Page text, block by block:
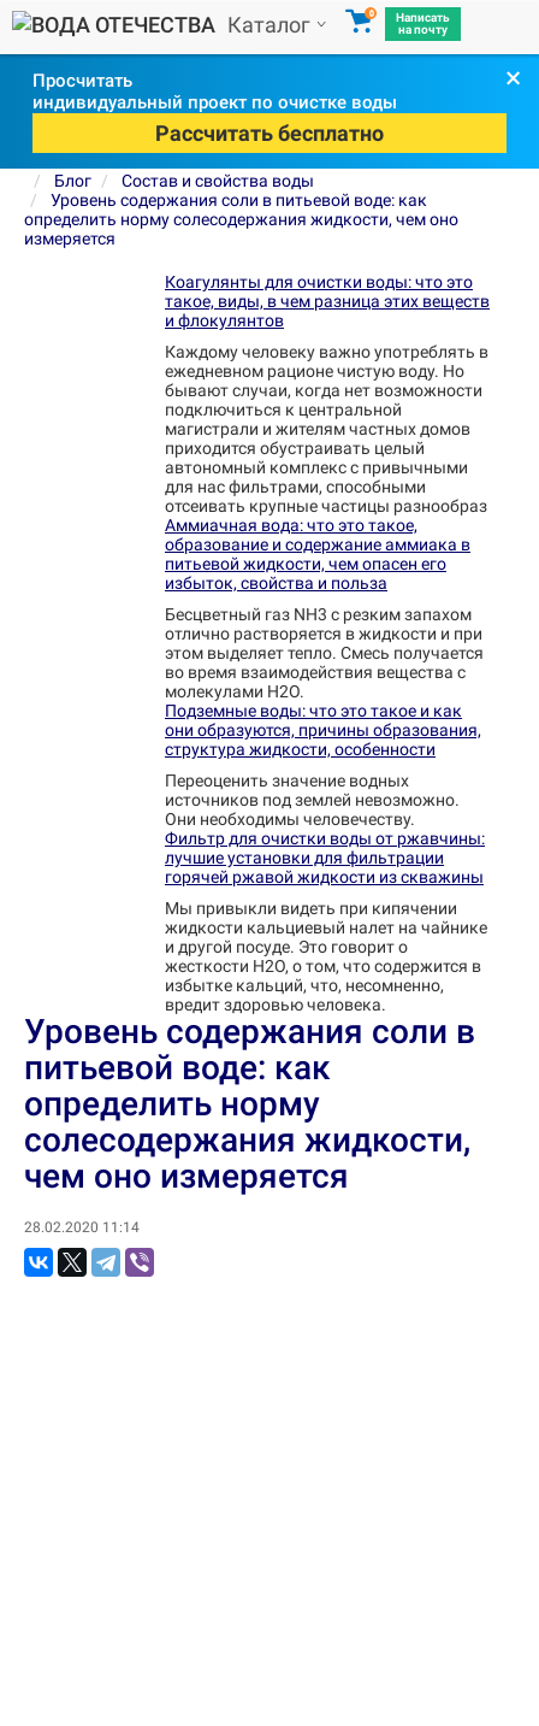
Каталог 0
Написать
на почту
Просчитать
индивидуальный проект по очистке воды
Рассчитать бесплатно
×
Блог
Состав и свойства воды
Уровень содержания соли в питьевой воде: как
определить норму солесодержания жидкости, чем оно
измеряется
Коагулянты для очистки воды: что это
такое, виды, в чем разница этих веществ
и флокулянтов
Каждому человеку важно употреблять в
ежедневном рационе чистую воду. Но
бывают случаи, когда нет возможности
подключиться к центральной
магистрали и жителям частных домов
приходится обустраивать целый
автономный комплекс с привычными
для нас фильтрами, способными
отсеивать крупные частицы разнообраз
Аммиачная вода: что это такое,
образование и содержание аммиака в
питьевой жидкости, чем опасен его
избыток, свойства и польза
Бесцветный газ NH3 с резким запахом
отлично растворяется в жидкости и при
этом выделяет тепло. Смесь получается
во время взаимодействия вещества с
молекулами Н2О.
Подземные воды: что это такое и как
они образуются, причины образования,
структура жидкости, особенности
Переоценить значение водных
источников под землей невозможно.
Они необходимы человечеству.
Фильтр для очистки воды от ржавчины:
лучшие установки для фильтрации
горячей ржавой жидкости из скважины
Мы привыкли видеть при кипячении
жидкости кальциевый налет на чайнике
и другой посуде. Это говорит о
жесткости H2O, о том, что содержится в
избытке кальций, что, несомненно,
вредит здоровью человека.
Уровень содержания соли в
питьевой воде: как
определить норму
солесодержания жидкости,
чем оно измеряется
28.02.2020 11:14